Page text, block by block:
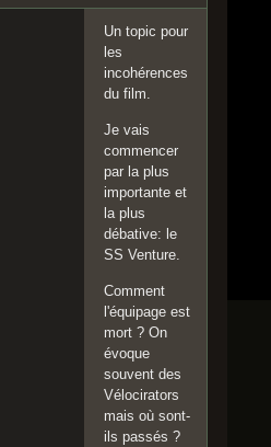
Un topic pour
les
incohérences
du film.
Je vais
commencer
par la plus
importante et
la plus
débative: le
SS Venture.
Comment
l'équipage est
mort ? On
évoque
souvent des
Vélocirators
mais où sont-
ils passés ?